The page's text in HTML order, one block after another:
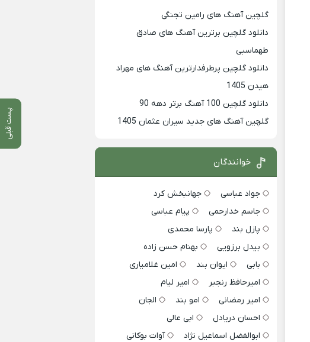
پست قبلی
گلچین آهنگ های رامین تجنگی
دانلود گلچین برترین آهنگ های صادق
طهماسبی
دانلود گلچین پرطرفدارترین آهنگ های مهراد
هیدن 1405
دانلود گلچین 100 آهنگ برتر دهه 90
گلچین آهنگ های جدید سیران عثمان 1405
خوانندگان
جواد عباسی
جهانبخش کرد
جاسم خدارحمی
پیام عباسی
پازل بند
پارسا محمدی
بیدل برزویی
بهنام حسن زاده
بابی
ایوان بند
امین غلامیاری
امیرحافظ رنجبر
امیر لیام
امیر رمضانی
امو بند
الجان
احسان دریادل
ابی عالی
ابوالفضل اسماعیل نژاد
آوات بوکانی